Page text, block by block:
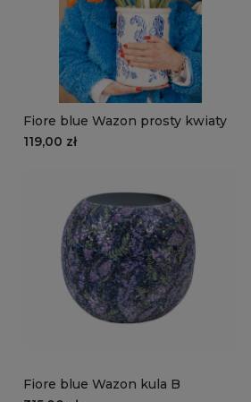
Fiore blue Wazon prosty kwiaty
119,00 zł
Fiore blue Wazon kula B